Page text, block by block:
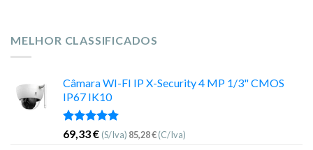
MELHOR CLASSIFICADOS
Câmara WI-FI IP X-Security 4 MP 1/3" CMOS
IP67 IK10
Avaliação
5.00
de 5
69,33€ (S/Iva) 85,28€(C/Iva)